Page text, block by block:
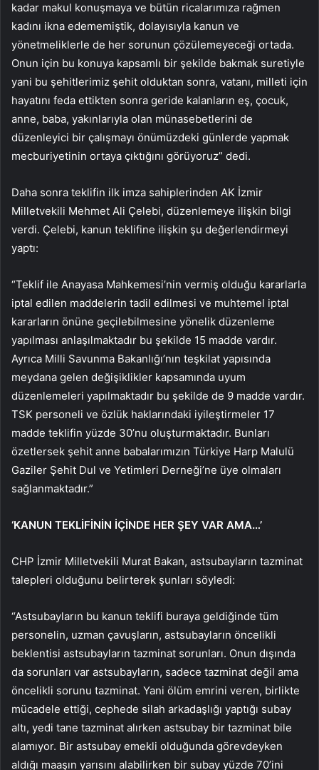
kadar makul konuşmaya ve bütün ricalarımıza rağmen
kadını ikna edememiştik, dolayısıyla kanun ve
yönetmeliklerle de her sorunun çözülemeyeceği ortada.
Onun için bu konuya kapsamlı bir şekilde bakmak suretiyle
yani bu şehitlerimiz şehit olduktan sonra, vatanı, milleti için
hayatını feda ettikten sonra geride kalanların eş, çocuk,
anne, baba, yakınlarıyla olan münasebetlerini de
düzenleyici bir çalışmayı önümüzdeki günlerde yapmak
mecburiyetinin ortaya çıktığını görüyoruz” dedi.
Daha sonra teklifin ilk imza sahiplerinden AK İzmir
Milletvekili Mehmet Ali Çelebi, düzenlemeye ilişkin bilgi
verdi. Çelebi, kanun teklifine ilişkin şu değerlendirmeyi
yaptı:
“Teklif ile Anayasa Mahkemesi’nin vermiş olduğu kararlarla
iptal edilen maddelerin tadil edilmesi ve muhtemel iptal
kararların önüne geçilebilmesine yönelik düzenleme
yapılması anlaşılmaktadır bu şekilde 15 madde vardır.
Ayrıca Milli Savunma Bakanlığı’nın teşkilat yapısında
meydana gelen değişiklikler kapsamında uyum
düzenlemeleri yapılmaktadır bu şekilde de 9 madde vardır.
TSK personeli ve özlük haklarındaki iyileştirmeler 17
madde teklifin yüzde 30’nu oluşturmaktadır. Bunları
özetlersek şehit anne babalarımızın Türkiye Harp Malulü
Gaziler Şehit Dul ve Yetimleri Derneği’ne üye olmaları
sağlanmaktadır.”
‘KANUN TEKLİFİNİN İÇİNDE HER ŞEY VAR AMA…’
CHP İzmir Milletvekili Murat Bakan, astsubayların tazminat
talepleri olduğunu belirterek şunları söyledi:
“Astsubayların bu kanun teklifi buraya geldiğinde tüm
personelin, uzman çavuşların, astsubayların öncelikli
beklentisi astsubayların tazminat sorunları. Onun dışında
da sorunları var astsubayların, sadece tazminat değil ama
öncelikli sorunu tazminat. Yani ölüm emrini veren, birlikte
mücadele ettiği, cephede silah arkadaşlığı yaptığı subay
altı, yedi tane tazminat alırken astsubay bir tazminat bile
alamıyor. Bir astsubay emekli olduğunda görevdeyken
aldığı maaşın yarısını alabilirken bir subay yüzde 70’ini